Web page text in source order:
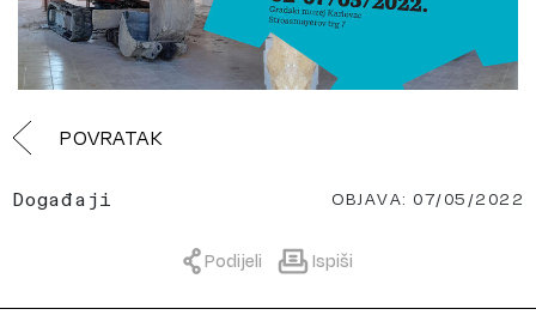
POVRATAK
Događaji OBJAVA: 07/05/2022
Podijeli Ispiši